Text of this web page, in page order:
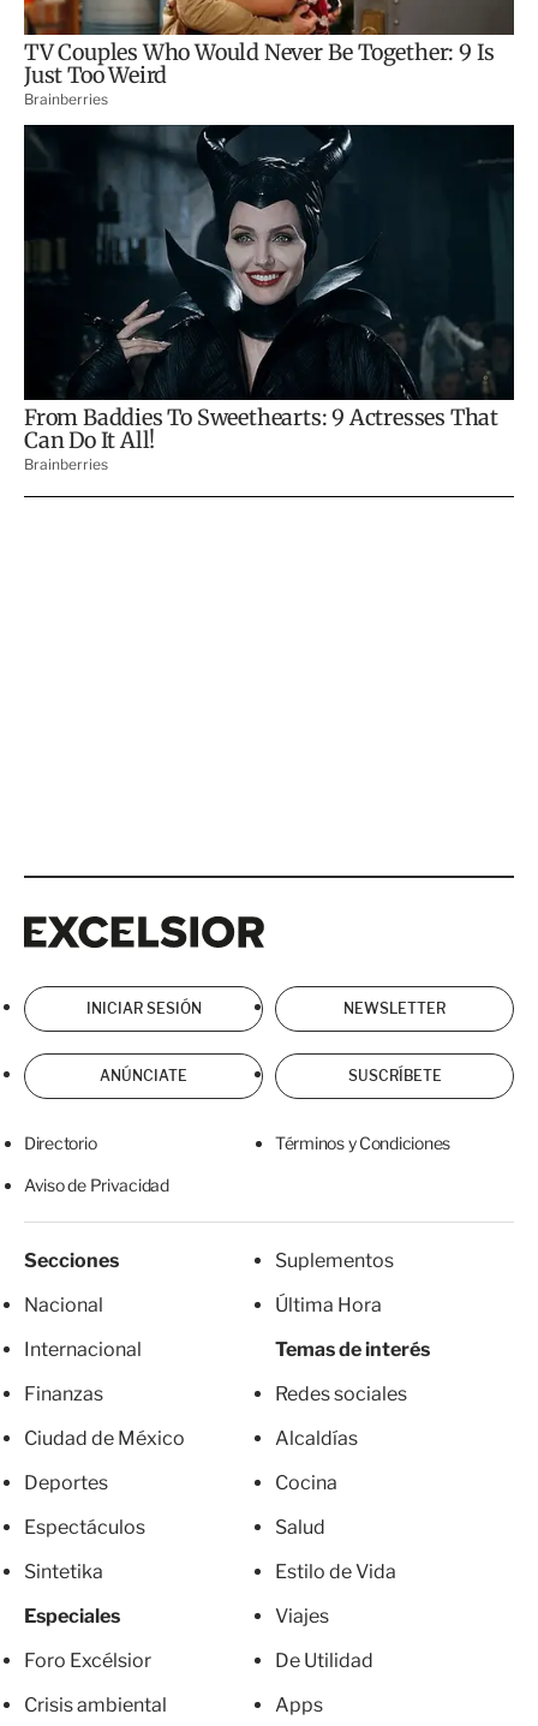
INICIAR SESIÓN NEWSLETTER
ANÚNCIATE SUSCRÍBETE
Directorio Términos y Condiciones
Aviso de Privacidad
Secciones
Nacional
Internacional
Finanzas
Ciudad de México
Deportes
Espectáculos
Sintetika
Especiales
Foro Excélsior
Crisis ambiental
Suplementos
Última Hora
Temas de interés
Redes sociales
Alcaldías
Cocina
Salud
Estilo de Vida
Viajes
De Utilidad
Apps